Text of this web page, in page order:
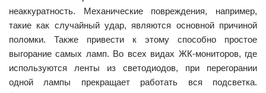
неаккуратность. Механические повреждения, например,
такие как случайный удар, являются основной причиной
поломки. Также привести к этому способно простое
выгорание самых ламп. Во всех видах ЖК-мониторов, где
используются ленты из светодиодов, при перегорании
одной лампы прекращает работать вся подсветка.